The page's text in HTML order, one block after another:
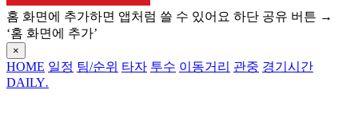
홈 화면에 추가하면 앱처럼 쓸 수 있어요 하단 공유 버튼 →
‘홈 화면에 추가’
×
HOME 일정 팀/순위 타자 투수 이동거리 관중 경기시간
DAILY.